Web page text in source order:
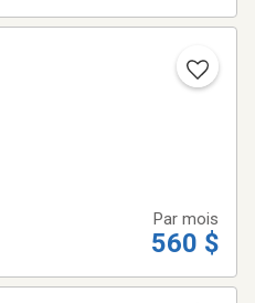
Par mois
560 $